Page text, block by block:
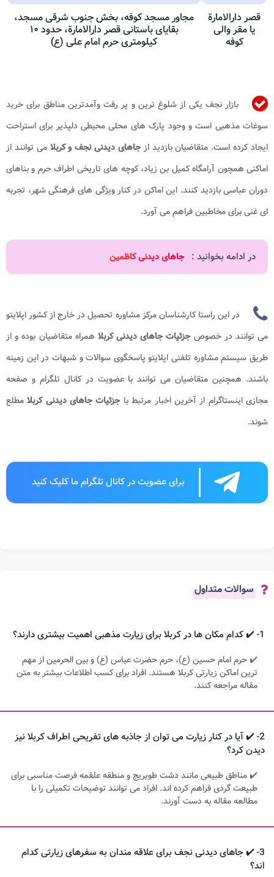
قصر دارالامارة
یا مقر والى
كوفه
مجاور مسجد کوفه، بخش جنوب شرقی مسجد،
بقایای باستانی قصر دارالامارة، حدود ۱۰
کیلومتری حرم امام علی (ع)
بازار نجف یکی از شلوغ ترین و پر رفت وآمدترین مناطق برای خرید
سوغات مذهبی است و وجود پارک های محلی محیطی دلپذیر برای استراحت
ایجاد کرده است. متقاضیان بازدید ازجاهای دیدنی نجف و کربلامی توانند از
اماکنی همچون آرامگاه کمیل بن زیاد، کوچه های تاریخی اطراف حرم و بناهای
دوران عباسی بازدید کنند. این اماکن در کنار ویژگی های فرهنگی شهر، تجربه
ای غنی برای مخاطبین فراهم می آورد.
در ادامه بخوانید : جاهای دیدنی کاظمین
در این راستا کارشناسان مرکز مشاوره تحصیل در خارج از کشور اپلایتو
می توانند در خصوصجزئیات جاهای دیدنی کربلا همراه متقاضیان بوده و از
طریق سیستم مشاوره تلفنی اپلایتو پاسخگوی سوالات و شبهات در این زمینه
باشند. همچنین متقاضیان می توانند با عضویت در کانال تلگرام و صفحه
مجازی اینستاگرام از آخرین اخبار مرتبط با جزئیات جاهای دیدنی کربلامطلع
شوند.
برای عضویت در کانال تلگرام ما کلیک کنید
سوالات متداول
1- ✔️ کدام مکان ها در کربلا برای زیارت مذهبی اهمیت بیشتری دارند؟
✔️ حرم امام حسین (ع)، حرم حضرت عباس (ع) و بین الحرمین از مهم
ترین اماکن زیارتی کربلا هستند. افراد برای کسب اطلاعات بیشتر به متن
مقاله مراجعه کنند.
2- ✔️ آیا در کنار زیارت می توان از جاذبه های تفریحی اطراف کربلا نیز
دیدن کرد؟
✔️ مناطق طبیعی مانند دشت طویریج و منطقه علقمه فرصت مناسبی برای
طبیعت گردی فراهم کرده اند. افراد می توانند توضیحات تکمیلی را با
مطالعه مقاله به دست آورند.
3- ✔️ جاهای دیدنی نجف برای علاقه مندان به سفرهای زیارتی کدام
اند؟